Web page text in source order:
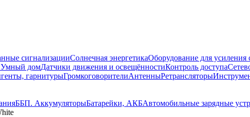
сигнализацииСолнечная энергетикаОборудование для усиления
Умный домДатчики движения и освещённостиКонтроль доступа
гарнитурыГромкоговорителиАнтенныРетрансляторы
ББП. АккумуляторыБатарейки, АКБАвтомобильные зарядные